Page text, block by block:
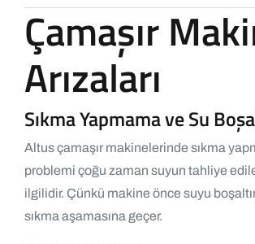
Çamaşır
Arızaları
Sıkma Yapmama ve Su
Altus çamaşır makinelerinde sıkma
problemi çoğu zaman suyun tahliye
ilgilidir. Çünkü makine önce suyu
sıkma aşamasına geçer.